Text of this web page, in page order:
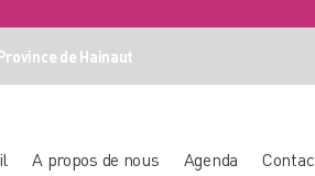
de Hainaut
A propos de nous Agenda